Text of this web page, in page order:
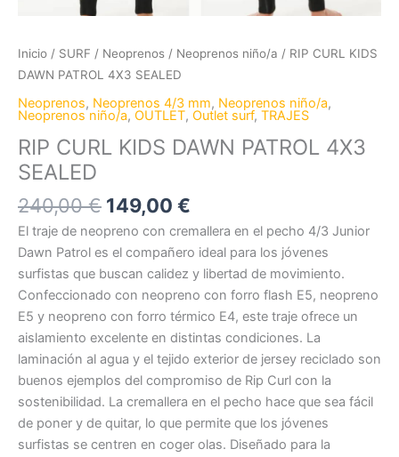
Inicio / SURF / Neoprenos / Neoprenos niño/a / RIP CURL KIDS
DAWN PATROL 4X3 SEALED
Neoprenos, Neoprenos 4/3 mm, Neoprenos niño/a,
Neoprenos niño/a, OUTLET, Outlet surf, TRAJES
RIP CURL KIDS DAWN PATROL 4X3
SEALED
240,00€ 149,00 €
El traje de neopreno con cremallera en el pecho 4/3 Junior
Dawn Patrol es el compañero ideal para los jóvenes
surfistas que buscan calidez y libertad de movimiento.
Confeccionado con neopreno con forro flash E5, neopreno
E5 y neopreno con forro térmico E4, este traje ofrece un
aislamiento excelente en distintas condiciones. La
laminación al agua y el tejido exterior de jersey reciclado son
buenos ejemplos del compromiso de Rip Curl con la
sostenibilidad. La cremallera en el pecho hace que sea fácil
de poner y de quitar, lo que permite que los jóvenes
surfistas se centren en coger olas. Diseñado para la